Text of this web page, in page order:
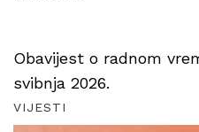
Obavijest o radnom
svibnja 2026.
VIJESTI